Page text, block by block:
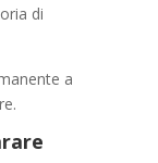
di
a